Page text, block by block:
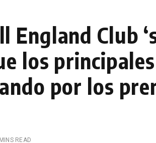
England Club
los
por los
READ